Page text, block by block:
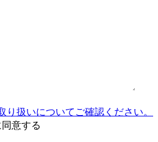
り扱いについてご確認ください。
意する